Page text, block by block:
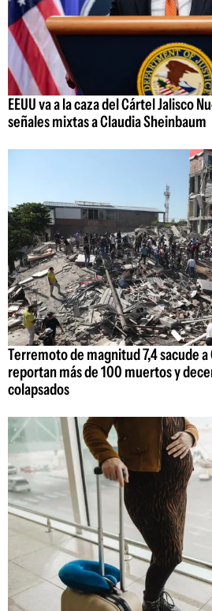
EEUU va a la caza del Cártel Jalisco
señales mixtas a Claudia Sheinbaum
Terremoto de magnitud 7,4 sacude
reportan más de 100 muertos y
colapsados